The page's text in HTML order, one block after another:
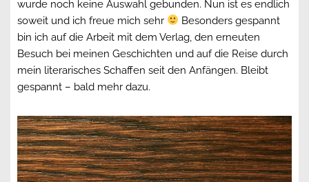
wurde noch keine Auswahl gebunden. Nun ist es endlich
soweit und ich freue mich sehr
Besonders gespannt
bin ich auf die Arbeit mit dem Verlag, den erneuten
Besuch bei meinen Geschichten und auf die Reise durch
mein literarisches Schaffen seit den Anfängen. Bleibt
gespannt – bald mehr dazu.